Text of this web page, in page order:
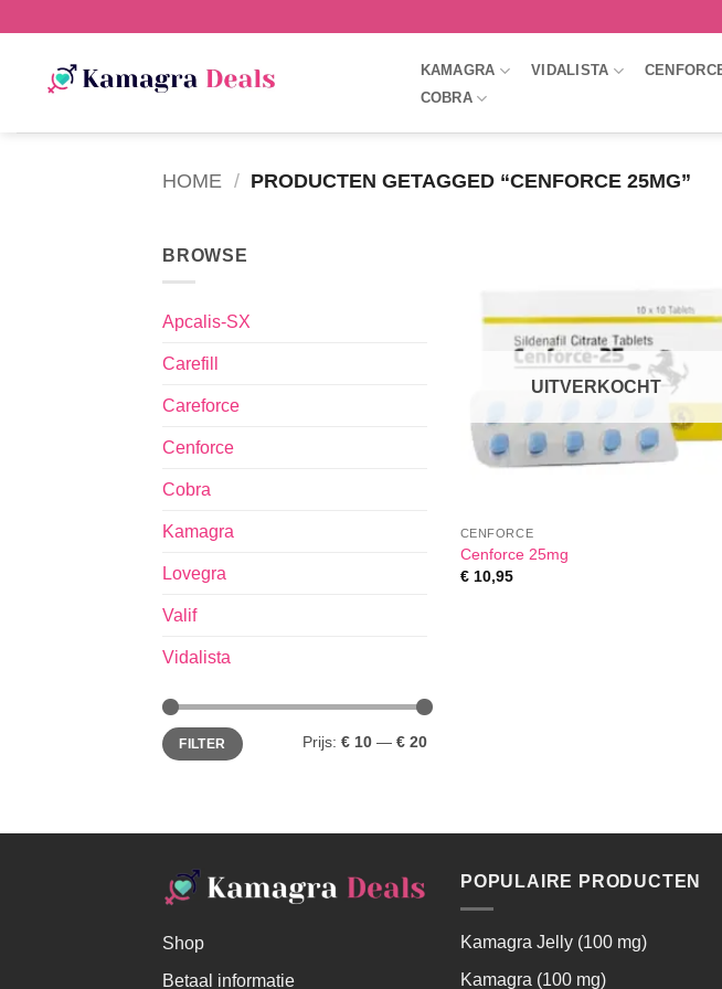
KAMAGRA VIDALISTA
COBRA
HOME / PRODUCTEN GETAGGED “CENFORCE 25MG”
BROWSE
Apcalis-SX
Carefill
Careforce
Cenforce
Cobra
Kamagra
Lovegra
Valif
Vidalista
FILTER Prijs: € 10 — € 20
UITVERKOCHT
CENFORCE
Cenforce 25mg
€10,95
Shop
Betaal informatie
POPULAIRE PRODUCTEN
Kamagra Jelly (100 mg)
Kamagra (100 mg)